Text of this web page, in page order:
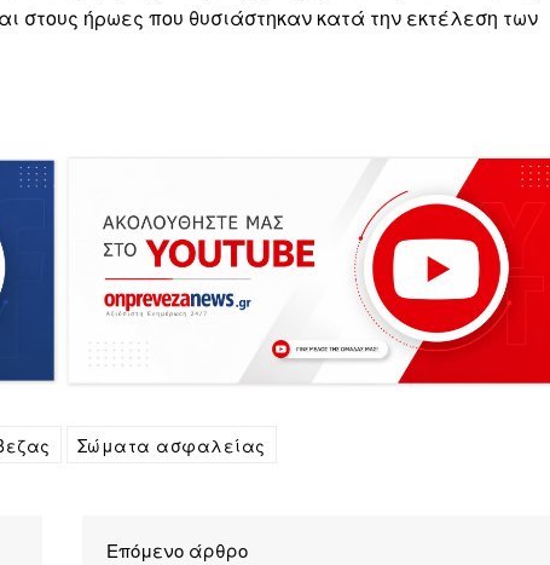
στους ήρωες που θυσιάστηκαν κατά την εκτέλεση των
Σώματα ασφαλείας
Επόμενο άρθρο